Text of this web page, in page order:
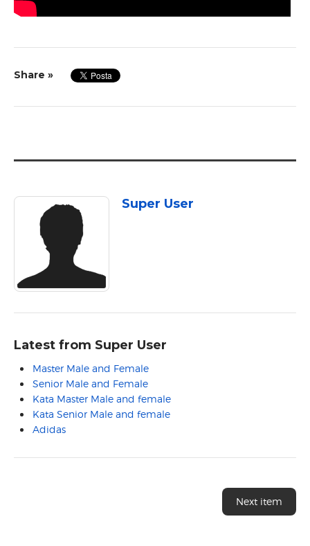
Share »
Super User
Latest from Super User
Master Male and Female
Senior Male and Female
Kata Master Male and female
Kata Senior Male and female
Adidas
Next item